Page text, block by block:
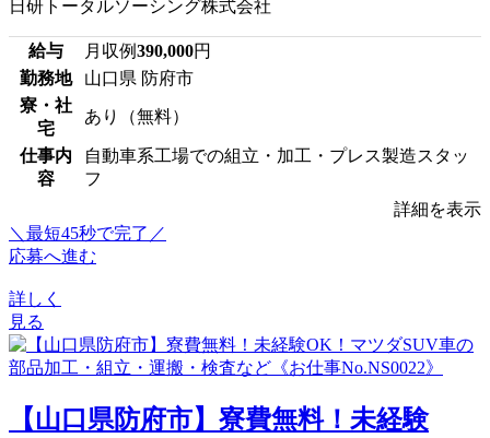
日研トータルソーシング株式会社
給与 月収例390,000円
勤務地
山口県 防府市
寮・社
宅
あり（無料）
仕事内
容
自動車系工場での組立・加工・プレス製造スタッ
フ
詳細を表示
＼最短45秒で完了／
応募へ進む
詳しく
見る
【山口県防府市】寮費無料！未経験